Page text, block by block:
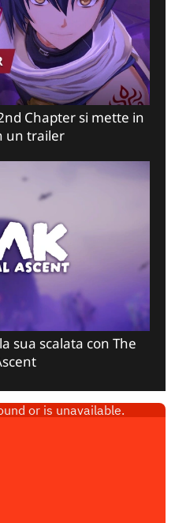
Chapter si mette in
un trailer
sua scalata con The